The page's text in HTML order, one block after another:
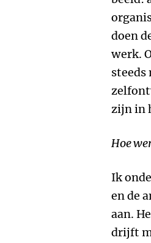
doen
werk.
steeds
zijn in
Hoe
Ik
en de
aan.
drijft